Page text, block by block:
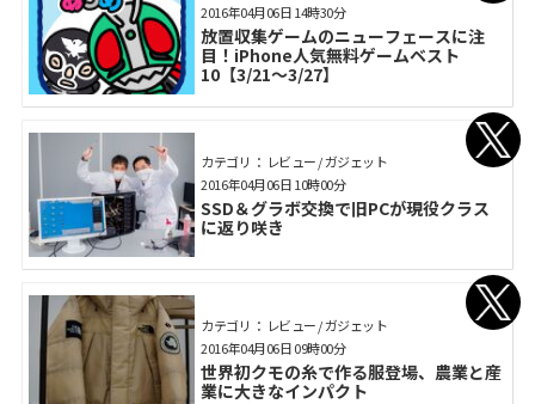
放置収集ゲームのニューフェースに注
目！iPhone人気無料ゲームベスト
10【3/21～3/27】
2016年04月06日 14時30分
カテゴリ： レビュー / ガジェット
SSD＆グラボ交換で旧PCが現役クラス
に返り咲き
2016年04月06日 10時00分
カテゴリ： レビュー / ガジェット
世界初クモの糸で作る服登場、農業と産
業に大きなインパクト
2016年04月06日 09時00分